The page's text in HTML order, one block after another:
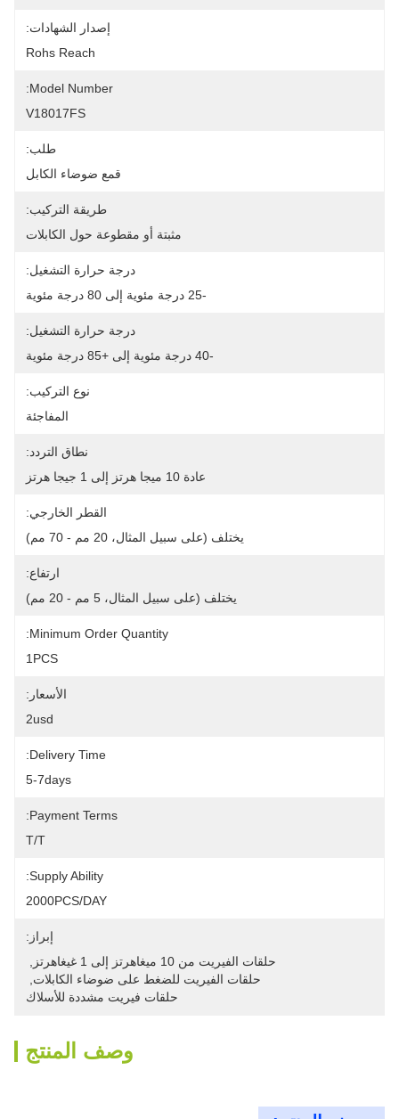
إصدار الشهادات:
Rohs Reach
Model Number:
V18017FS
طلب:
قمع ضوضاء الكابل
طريقة التركيب:
مثبتة أو مقطوعة حول الكابلات
درجة حرارة التشغيل:
-25 درجة مئوية إلى 80 درجة مئوية
درجة حرارة التشغيل:
-40 درجة مئوية إلى +85 درجة مئوية
نوع التركيب:
المفاجئة
نطاق التردد:
عادة 10 ميجا هرتز إلى 1 جيجا هرتز
القطر الخارجي:
يختلف (على سبيل المثال، 20 مم - 70 مم)
ارتفاع:
يختلف (على سبيل المثال، 5 مم - 20 مم)
Minimum Order Quantity:
1PCS
الأسعار:
2usd
Delivery Time:
5-7days
Payment Terms:
T/T
Supply Ability:
2000PCS/DAY
إبراز:
حلقات الفيريت من 10 ميغاهرتز إلى 1 غيغاهرتز
حلقات الفيريت للضغط على ضوضاء الكابلات
حلقات فيريت مشددة للأسلاك
وصف المنتج